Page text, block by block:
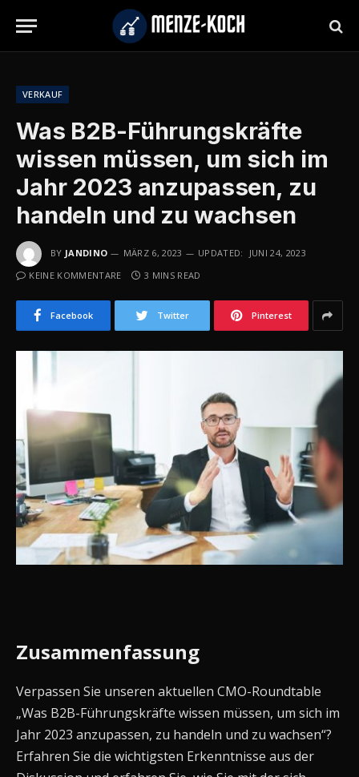
VERKAUF
Was B2B-Führungskräfte
wissen müssen, um sich im
Jahr 2023 anzupassen, zu
handeln und zu wachsen
BY JANDINO MÄRZ 6, 2023 UPDATED:
JUNI 24, 2023
KEINE KOMMENTARE
3 MINS READ
Facebook Twitter Pinterest
Zusammenfassung
Verpassen Sie unseren aktuellen CMO-Roundtable
„Was B2B-Führungskräfte wissen müssen, um sich im
Jahr 2023 anzupassen, zu handeln und zu wachsen“?
Erfahren Sie die wichtigsten Erkenntnisse aus der